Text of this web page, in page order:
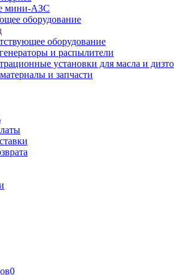
мини-АЗС
оборудование
оборудование
и распылители
установки для масла и
и запчасти
0